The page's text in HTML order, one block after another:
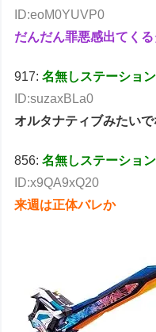
ID:eoM0YUVP0
だんだん罪悪感出てく
917:名無しステーション
ID:suzaxBLa0
オルタナティブみたい
856:名無しステーション
ID:x9QA9xQ20
来週は正体バレか